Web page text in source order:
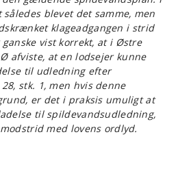
blevet det samme, men
klageadgangen i strid
vist korrekt, at i Østre
afviste, at en lodsejer kunne
til udledning efter
stk. 1, men hvis denne
er det i praksis umuligt at
til spildevandsudledning,
med lovens ordlyd.